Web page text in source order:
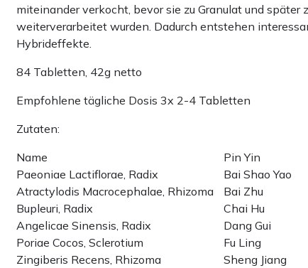
miteinander verkocht, bevor sie zu Granulat und später
weiterverarbeitet wurden. Dadurch entstehen
Hybrideffekte.
84 Tabletten, 42g netto
Empfohlene tägliche Dosis 3x 2-4 Tabletten
Zutaten:
Name
Pin Yin
Paeoniae Lactiflorae, Radix
Bai Shao Yao
Atractylodis Macrocephalae, Rhizoma
Bai Zhu
Bupleuri, Radix
Chai Hu
Angelicae Sinensis, Radix
Dang Gui
Poriae Cocos, Sclerotium
Fu Ling
Zingiberis Recens, Rhizoma
Sheng Jiang